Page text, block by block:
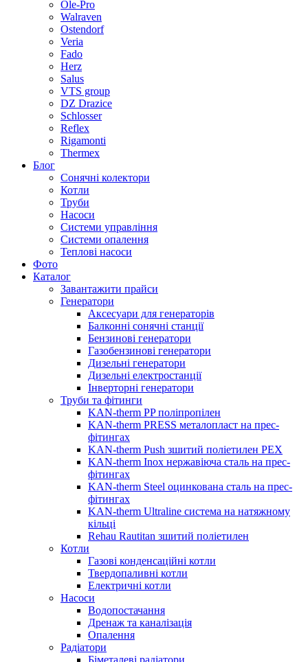
Ole-Pro
Walraven
Ostendorf
Veria
Fado
Herz
Salus
VTS group
DZ Drazice
Schlosser
Reflex
Rigamonti
Thermex
Блог
Сонячні колектори
Котли
Труби
Насоси
Системи управління
Системи опалення
Теплові насоси
Фото
Каталог
Завантажити прайси
Генератори
Аксесуари для генераторів
Балконні сонячні станції
Бензинові генератори
Газобензинові генератори
Дизельні генератори
Дизельні електростанції
Інверторні генератори
Труби та фітинги
KAN-therm PP поліпропілен
KAN-therm PRESS металопласт на прес-
фітингах
KAN-therm Push зшитий поліетилен PEX
KAN-therm Inox нержавіюча сталь на прес-
фітингах
KAN-therm Steel оцинкована сталь на прес-
фітингах
KAN-therm Ultraline система на натяжному
кільці
Rehau Rautitan зшитий поліетилен
Котли
Газові конденсаційні котли
Твердопаливні котли
Електричні котли
Насоси
Водопостачання
Дренаж та каналізація
Опалення
Радіатори
Біметалеві радіатори